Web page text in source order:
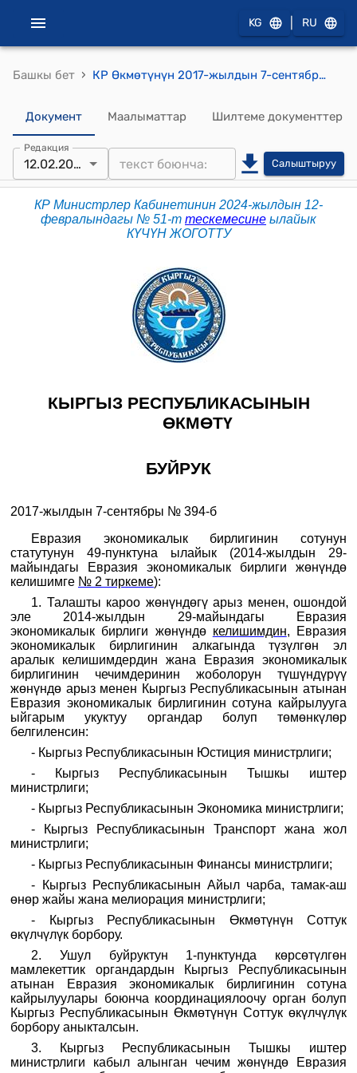
KG RU
Башкы бет › КР Өкмөтүнүн 2017-жылдын 7-сентябрындагы № 394-б (Евразия экономикалык бирлигинин алкагында түзүлгөн эл аралык келишимдердин жана Евразия экономикалык бирлигинин чечимдеринин жоболорун түшүндүрүү жөнүндө арыз менен Кыргыз Республикасынын атынан Евразия экономикалык бирлигинин сотуна кайрылууга ыйгарым укуктуу органдар жөнүндө) буйругу
Документ Маалыматтар Шилтеме документтер
Редакция
12.02.2024 Салыштыруу